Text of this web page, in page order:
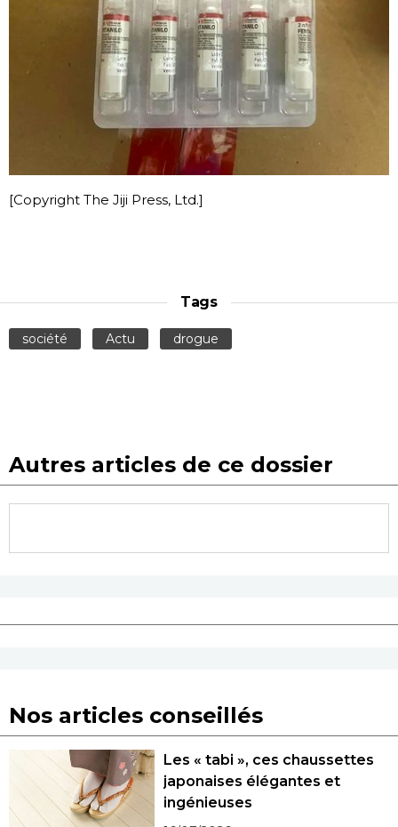
[Copyright The Jiji Press, Ltd.]
Tags
société Actu drogue
Autres articles de ce dossier
Nos articles conseillés
Les « tabi », ces chaussettes
japonaises élégantes et
ingénieuses